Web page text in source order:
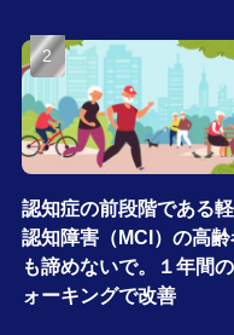
認知症の前段階である
認知障害（MCI）の高齢
も諦めないで。１年間
ォーキングで改善